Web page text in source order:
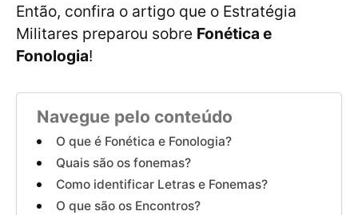
Então, confira o artigo que o Estratégia
Militares preparou sobre Fonética e
Fonologia!
Navegue pelo conteúdo
O que é Fonética e Fonologia?
Quais são os fonemas?
Como identificar Letras e Fonemas?
O que são os Encontros?